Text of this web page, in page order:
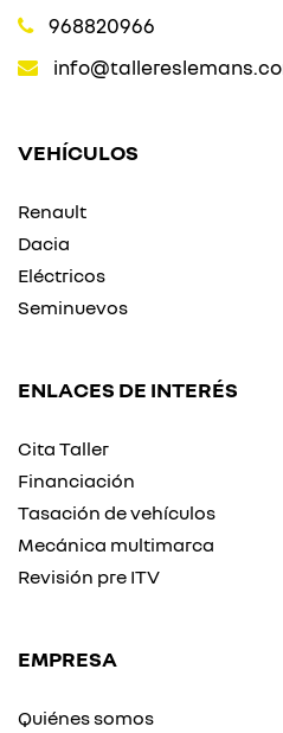
968820966
VEHÍCULOS
Renault
Dacia
Eléctricos
Seminuevos
ENLACES DE INTERÉS
Cita Taller
Financiación
Tasación de vehículos
Mecánica multimarca
Revisión pre ITV
EMPRESA
Quiénes somos